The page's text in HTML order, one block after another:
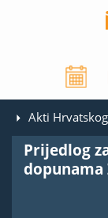
Akti
Prijedlog
dopunama